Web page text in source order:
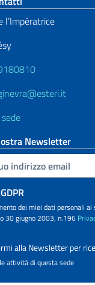
l’Impératrice
Newsletter
dei miei dati personali ai
30 giugno 2003, n.196
alla Newsletter per
attività di questa sede